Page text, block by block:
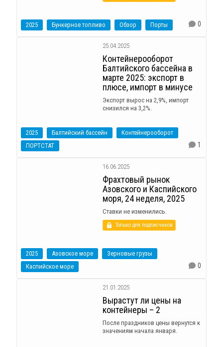
2025 Бункерное топливо Обзор Порты 0
25.04.2025
Контейнерооборот
Балтийского бассейна в
марте 2025: экспорт в
плюсе, импорт в минусе
Экспорт вырос на 2,9%, импорт
снизился на 3,2%.
2025 Балтийский бассейн
Контейнерооборот
ПОРТСТАТ
1
16.06.2025
Фрахтовый рынок
Азовского и Каспийского
моря, 24 неделя, 2025
Ставки не изменились.
Только для подписчиков
2025 Азовское море
Зерновые грузы
Каспийское море
0
21.01.2025
Вырастут ли цены на
контейнеры – 2
После праздников цены вернутся к
значениям начала января.